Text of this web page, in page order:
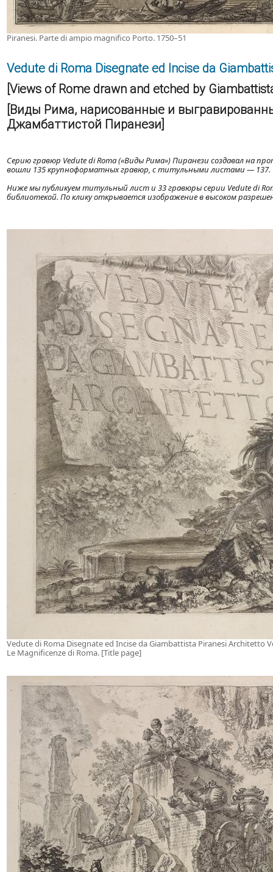
Piranesi. Parte di ampio magnifico Porto. 1750–51
Vedute di Roma Disegnate ed Incise da
[Views of Rome drawn and etched by
[Виды Рима, нарисованные и
Джамбаттистой Пиранези]
Серию гравюр Vedute di Roma («Виды Рима») Пиранези создавал на
вошли 135 крупноформатных гравюр, с титульными листами — 137.
Ниже мы публикуем титульный лист и 33 гравюры серии Vedute di
библиотекой. По клику открывается изображение в высоком
Vedute di Roma Disegnate ed Incise da Giambattista Piranesi Architetto
Le Magnificenze di Roma. [Title page]